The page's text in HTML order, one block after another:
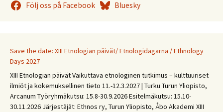
Följ oss på Facebook Bluesky
Save the date: XIII Etnologian päivät/ Etnologidagarna / Ethnology
Days 2027
XIII Etnologian päivät Vaikuttava etnologinen tutkimus – kulttuuriset
ilmiöt ja kokemuksellinen tieto 11.-12.3.2027 | Turku Turun Yliopisto,
Arcanum Työryhmäkutsu: 15.8-30.9.2026 Esitelmäkutsu: 15.10-
30.11.2026 Järjestäjät: Ethnos ry, Turun Yliopisto, Åbo Akademi XIII